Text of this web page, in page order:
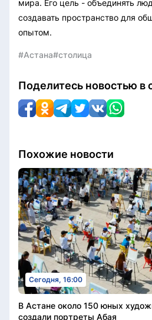
мира. Его цель - объединять
создавать пространство для
опытом.
#Астана#столица
Поделитесь новостью в
Похожие новости
Сегодня, 16:00
В Астане около 150 юных
создали портреты Абая